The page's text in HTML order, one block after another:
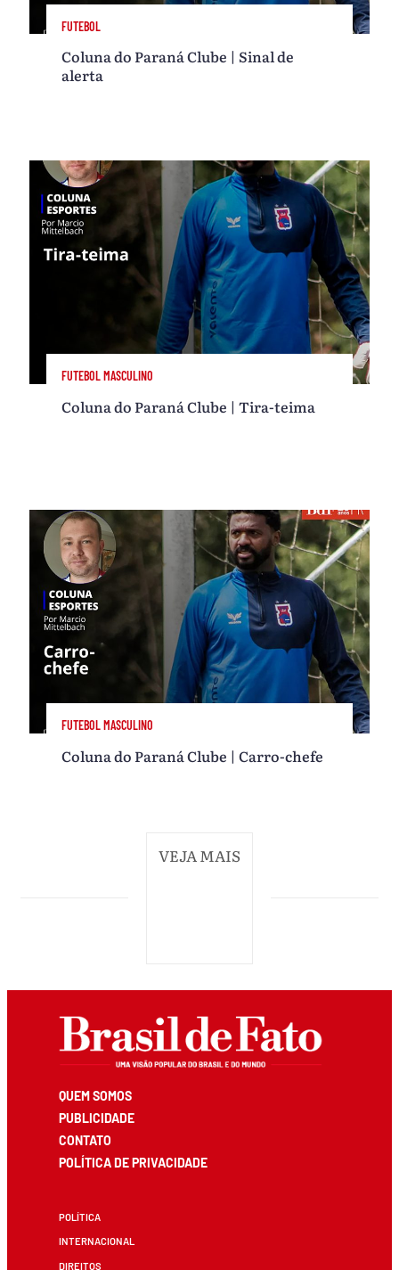
FUTEBOL
Coluna do Paraná Clube | Sinal de
alerta
FUTEBOL MASCULINO
Coluna do Paraná Clube | Tira-teima
FUTEBOL MASCULINO
Coluna do Paraná Clube | Carro-chefe
VEJA MAIS
QUEM SOMOS
PUBLICIDADE
CONTATO
POLÍTICA DE PRIVACIDADE
POLÍTICA
INTERNACIONAL
DIREITOS